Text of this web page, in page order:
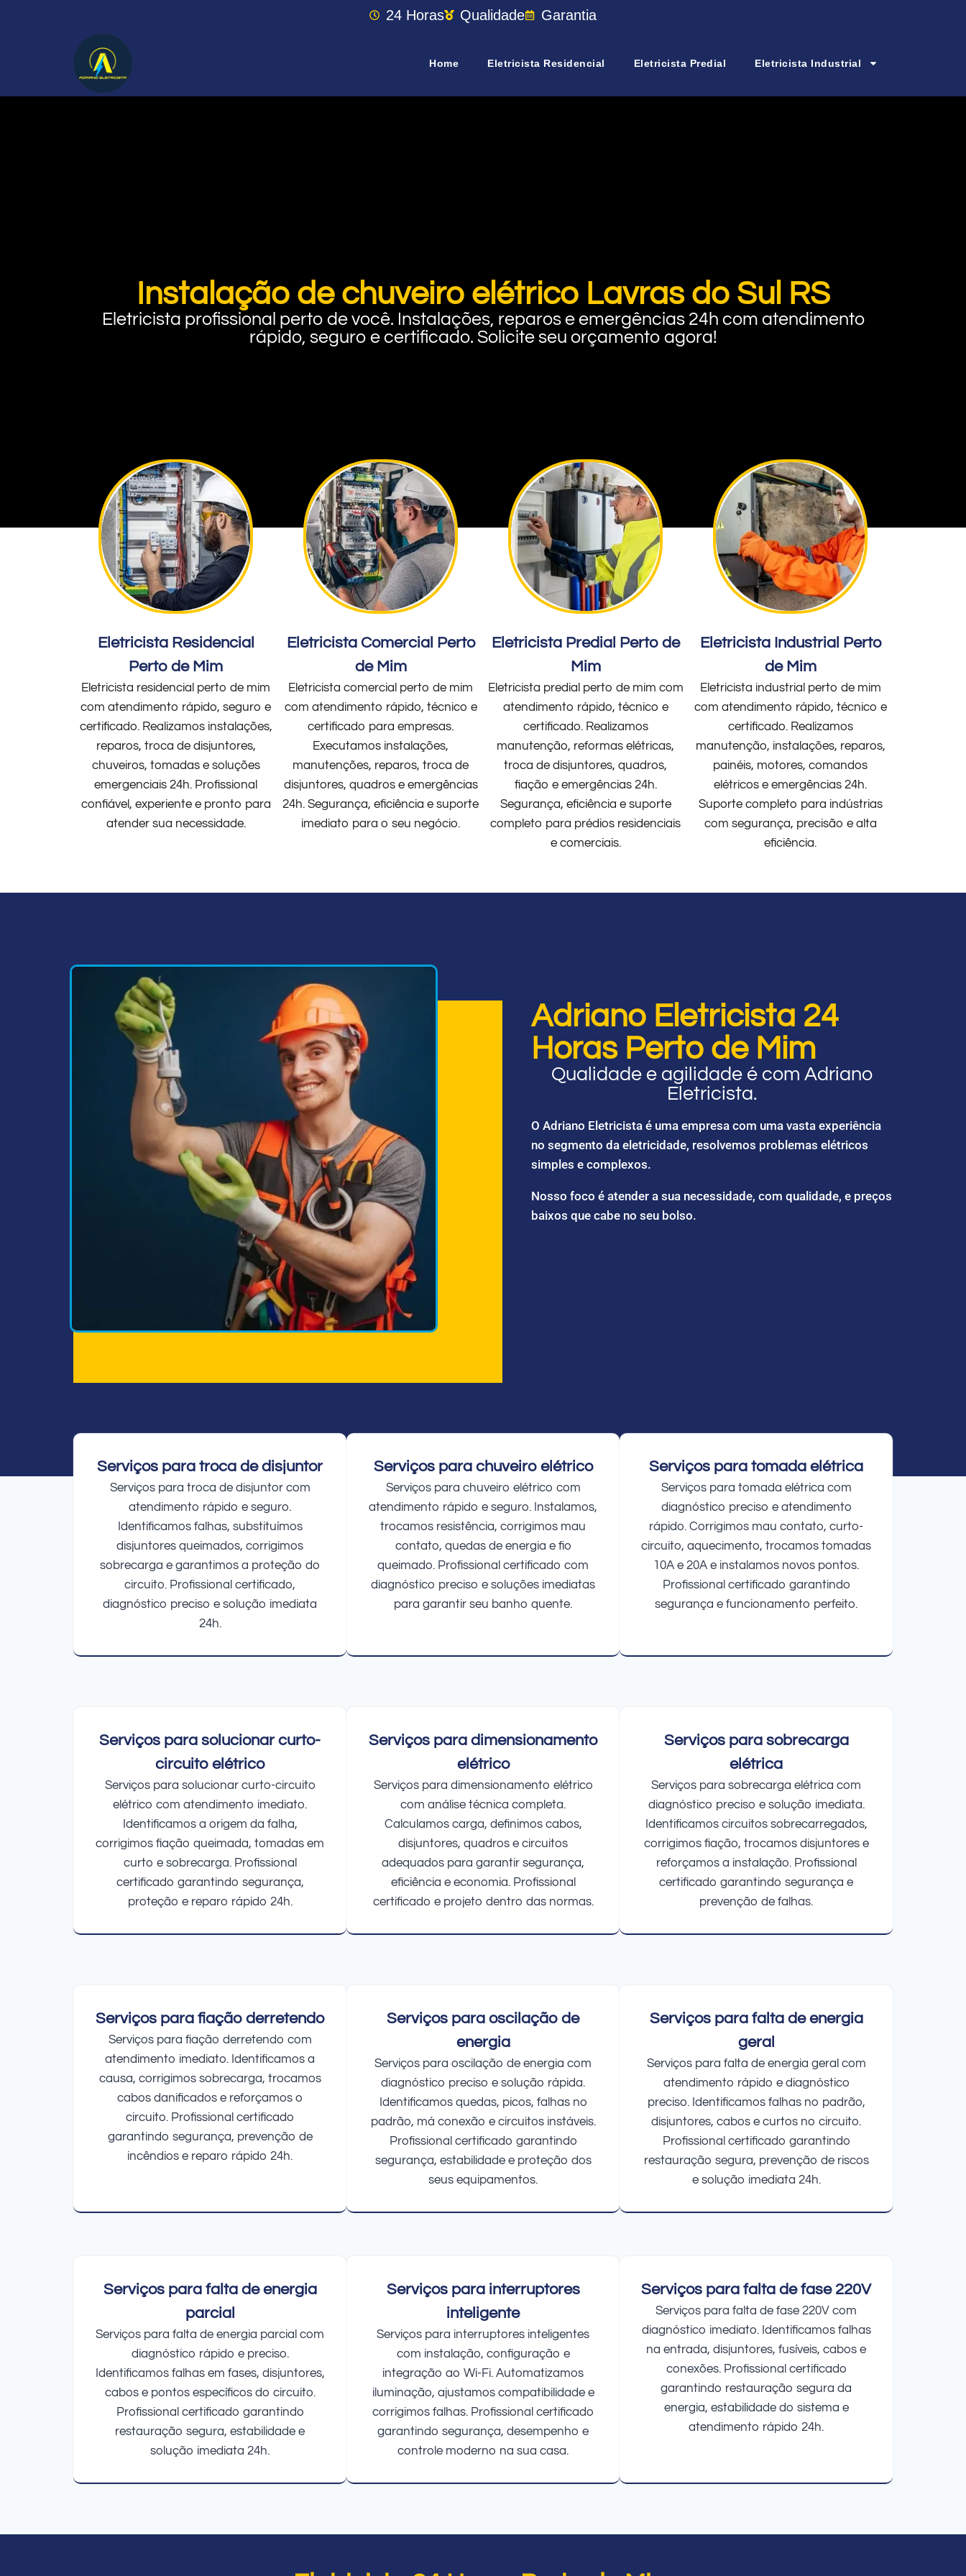
24 Horas Qualidade Garantia
Home Eletricista Residencial Eletricista Predial Eletricista Industrial
Instalação de chuveiro elétrico Lavras do Sul RS
Eletricista profissional perto de você. Instalações, reparos e emergências 24h com atendimento
rápido, seguro e certificado. Solicite seu orçamento agora!
Eletricista Residencial
Perto de Mim
Eletricista residencial perto de mim
com atendimento rápido, seguro e
certificado. Realizamos instalações,
reparos, troca de disjuntores,
chuveiros, tomadas e soluções
emergenciais 24h. Profissional
confiável, experiente e pronto para
atender sua necessidade.
Eletricista Comercial Perto
de Mim
Eletricista comercial perto de mim
com atendimento rápido, técnico e
certificado para empresas.
Executamos instalações,
manutenções, reparos, troca de
disjuntores, quadros e emergências
24h. Segurança, eficiência e suporte
imediato para o seu negócio.
Eletricista Predial Perto de
Mim
Eletricista predial perto de mim com
atendimento rápido, técnico e
certificado. Realizamos
manutenção, reformas elétricas,
troca de disjuntores, quadros,
fiação e emergências 24h.
Segurança, eficiência e suporte
completo para prédios residenciais
e comerciais.
Eletricista Industrial Perto
de Mim
Eletricista industrial perto de mim
com atendimento rápido, técnico e
certificado. Realizamos
manutenção, instalações, reparos,
painéis, motores, comandos
elétricos e emergências 24h.
Suporte completo para indústrias
com segurança, precisão e alta
eficiência.
Adriano Eletricista 24
Horas Perto de Mim
Qualidade e agilidade é com Adriano
Eletricista.
O Adriano Eletricista é uma empresa com uma vasta experiência
no segmento da eletricidade, resolvemos problemas elétricos
simples e complexos.
Nosso foco é atender a sua necessidade, com qualidade, e preços
baixos que cabe no seu bolso.
Serviços para troca de disjuntor
Serviços para troca de disjuntor com
atendimento rápido e seguro.
Identificamos falhas, substituímos
disjuntores queimados, corrigimos
sobrecarga e garantimos a proteção do
circuito. Profissional certificado,
diagnóstico preciso e solução imediata
24h.
Serviços para chuveiro elétrico
Serviços para chuveiro elétrico com
atendimento rápido e seguro. Instalamos,
trocamos resistência, corrigimos mau
contato, quedas de energia e fio
queimado. Profissional certificado com
diagnóstico preciso e soluções imediatas
para garantir seu banho quente.
Serviços para tomada elétrica
Serviços para tomada elétrica com
diagnóstico preciso e atendimento
rápido. Corrigimos mau contato, curto-
circuito, aquecimento, trocamos tomadas
10A e 20A e instalamos novos pontos.
Profissional certificado garantindo
segurança e funcionamento perfeito.
Serviços para solucionar curto-
circuito elétrico
Serviços para solucionar curto-circuito
elétrico com atendimento imediato.
Identificamos a origem da falha,
corrigimos fiação queimada, tomadas em
curto e sobrecarga. Profissional
certificado garantindo segurança,
proteção e reparo rápido 24h.
Serviços para dimensionamento
elétrico
Serviços para dimensionamento elétrico
com análise técnica completa.
Calculamos carga, definimos cabos,
disjuntores, quadros e circuitos
adequados para garantir segurança,
eficiência e economia. Profissional
certificado e projeto dentro das normas.
Serviços para sobrecarga
elétrica
Serviços para sobrecarga elétrica com
diagnóstico preciso e solução imediata.
Identificamos circuitos sobrecarregados,
corrigimos fiação, trocamos disjuntores e
reforçamos a instalação. Profissional
certificado garantindo segurança e
prevenção de falhas.
Serviços para fiação derretendo
Serviços para fiação derretendo com
atendimento imediato. Identificamos a
causa, corrigimos sobrecarga, trocamos
cabos danificados e reforçamos o
circuito. Profissional certificado
garantindo segurança, prevenção de
incêndios e reparo rápido 24h.
Serviços para oscilação de
energia
Serviços para oscilação de energia com
diagnóstico preciso e solução rápida.
Identificamos quedas, picos, falhas no
padrão, má conexão e circuitos instáveis.
Profissional certificado garantindo
segurança, estabilidade e proteção dos
seus equipamentos.
Serviços para falta de energia
geral
Serviços para falta de energia geral com
atendimento rápido e diagnóstico
preciso. Identificamos falhas no padrão,
disjuntores, cabos e curtos no circuito.
Profissional certificado garantindo
restauração segura, prevenção de riscos
e solução imediata 24h.
Serviços para falta de energia
parcial
Serviços para falta de energia parcial com
diagnóstico rápido e preciso.
Identificamos falhas em fases, disjuntores,
cabos e pontos específicos do circuito.
Profissional certificado garantindo
restauração segura, estabilidade e
solução imediata 24h.
Serviços para interruptores
inteligente
Serviços para interruptores inteligentes
com instalação, configuração e
integração ao Wi-Fi. Automatizamos
iluminação, ajustamos compatibilidade e
corrigimos falhas. Profissional certificado
garantindo segurança, desempenho e
controle moderno na sua casa.
Serviços para falta de fase 220V
Serviços para falta de fase 220V com
diagnóstico imediato. Identificamos falhas
na entrada, disjuntores, fusíveis, cabos e
conexões. Profissional certificado
garantindo restauração segura da
energia, estabilidade do sistema e
atendimento rápido 24h.